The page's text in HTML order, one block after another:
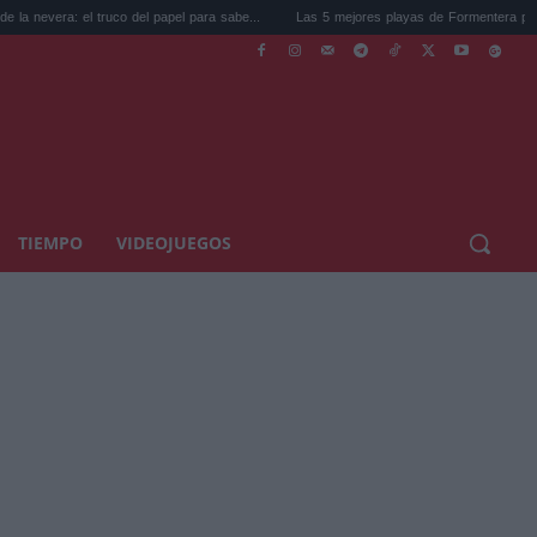
del papel para sabe... Las 5 mejores playas de Formentera para ir este ve...
TIEMPO VIDEOJUEGOS